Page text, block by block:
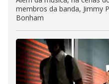
membros da banda, Jimmy
Bonham